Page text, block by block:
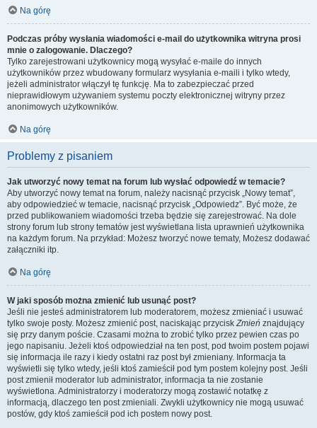
Na górę
Podczas próby wysłania wiadomości e-mail do użytkownika witryna prosi
mnie o zalogowanie. Dlaczego?
Tylko zarejestrowani użytkownicy mogą wysyłać e-maile do innych
użytkowników przez wbudowany formularz wysyłania e-maili i tylko wtedy,
jeżeli administrator włączył tę funkcję. Ma to zabezpieczać przed
nieprawidłowym używaniem systemu poczty elektronicznej witryny przez
anonimowych użytkowników.
Na górę
Problemy z pisaniem
Jak utworzyć nowy temat na forum lub wysłać odpowiedź w temacie?
Aby utworzyć nowy temat na forum, należy nacisnąć przycisk „Nowy temat”,
aby odpowiedzieć w temacie, nacisnąć przycisk „Odpowiedz”. Być może, że
przed publikowaniem wiadomości trzeba będzie się zarejestrować. Na dole
strony forum lub strony tematów jest wyświetlana lista uprawnień użytkownika
na każdym forum. Na przykład: Możesz tworzyć nowe tematy, Możesz dodawać
załączniki itp.
Na górę
W jaki sposób można zmienić lub usunąć post?
Jeśli nie jesteś administratorem lub moderatorem, możesz zmieniać i usuwać
tylko swoje posty. Możesz zmienić post, naciskając przyciskZmień znajdujący
się przy danym poście. Czasami można to zrobić tylko przez pewien czas po
jego napisaniu. Jeżeli ktoś odpowiedział na ten post, pod twoim postem pojawi
się informacja ile razy i kiedy ostatni raz post był zmieniany. Informacja ta
wyświetli się tylko wtedy, jeśli ktoś zamieścił pod tym postem kolejny post. Jeśli
post zmienił moderator lub administrator, informacja ta nie zostanie
wyświetlona. Administratorzy i moderatorzy mogą zostawić notatkę z
informacją, dlaczego ten post zmieniali. Zwykli użytkownicy nie mogą usuwać
postów, gdy ktoś zamieścił pod ich postem nowy post.